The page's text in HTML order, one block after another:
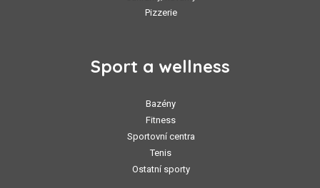
Pizzerie
Sport a wellness
Bazény
Fitness
Sportovní centra
Tenis
Ostatní sporty